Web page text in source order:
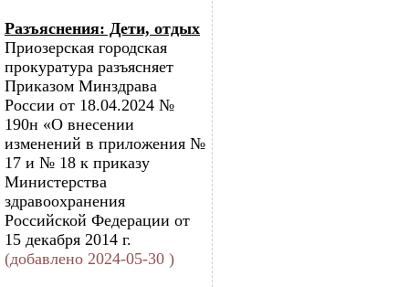
Разъяснения: Дети, отдых
Приозерская городская
прокуратура разъясняет
Приказом Минздрава
России от 18.04.2024 №
190н «О внесении
изменений в приложения №
17 и № 18 к приказу
Министерства
здравоохранения
Российской Федерации от
15 декабря 2014 г.
(добавлено 2024-05-30 )